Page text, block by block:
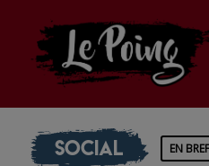
Social EN BREF